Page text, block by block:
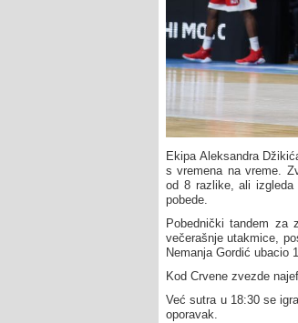
Ekipa Aleksandra
s vremena na vreme.
od 8 razlike, ali
pobede.
Pobednički tandem za
večerašnje utakmice,
Nemanja Gordić ubacio
Kod Crvene zvezde
Već sutra u 18:30 se
oporavak.